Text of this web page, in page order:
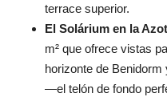
terrace superior.
El Solárium en la
m² que ofrece vistas
horizonte de
—el telón de fondo